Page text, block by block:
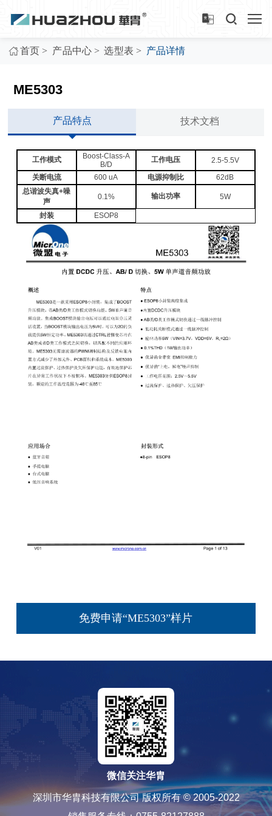
首页 > 产品中心 > 选型表 > 产品详情
ME5303
产品特点 技术文档
工作模式
Boost-Class-A
B/D
工作电压
2.5-5.5V
关断电流
600 uA 电源抑制比
62dB
总谐波失真+噪
声
0.1% 输出功率 5W
封装 ESOP8
免费申请“ME5303”样片
微信关注华胄
深圳市华胄科技有限公司 版权所有 © 2005-2022